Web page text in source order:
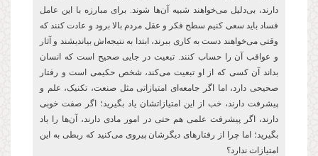
دارند، بی‌دلیل می‌خواهند شبیه آن‌ها شوند. برای مبارزه با این عامل
فساد باید سعی کنیم سطح فکر و عقل مردم بالا برود و عادت کنند که
وقتی می‌خواهند دست به کاری ببرند، ابتدا به نتیجه‌اش بیاندیشند و آثار
و عواقب آن را حساب کنند. تبعیت در جایی صحیح است که انسان
بداند آن کسی که از او تبعیت می‌کند، شخص حکیمی است و رفتار
صحیحی دارد، اما اگر جامعه‌ای امتیازاتی مثل صنعت، تکنیک، علم و
پیشرفت دارند، خب از این امتیازاتشان یاد بگیرید؛ اگر صفت خوبی
دارند، اگر پیشرفت علمی هم حتی در امور مادی دارند، آن‌ها را یاد
بگیرید؛ اما چرا از رفتارهای دیگرشان پیروی می‌کنید که ربطی به این
امتیازات ندارد؟